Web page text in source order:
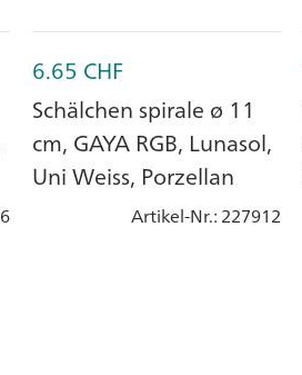
6.65 CHF
Schälchen spirale ø 11
cm, GAYA RGB, Lunasol,
Uni Weiss, Porzellan
Artikel-Nr.: 227912